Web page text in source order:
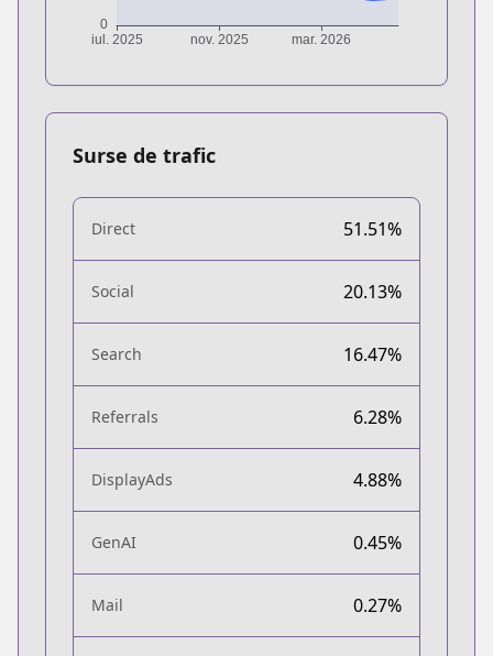
Surse de trafic
Direct 51.51%
Social 20.13%
Search 16.47%
Referrals 6.28%
DisplayAds 4.88%
GenAI 0.45%
Mail 0.27%